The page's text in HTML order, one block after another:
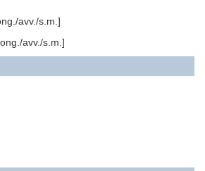
avv./s.m.]
avv./s.m.]